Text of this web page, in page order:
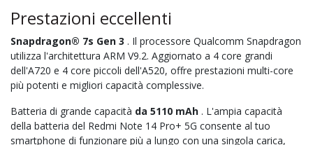
Prestazioni eccellenti
Snapdragon® 7s Gen 3 . Il processore Qualcomm Snapdragon
utilizza l'architettura ARM V9.2. Aggiornato a 4 core grandi
dell'A720 e 4 core piccoli dell'A520, offre prestazioni multi-core
più potenti e migliori capacità complessive.
Batteria di grande capacità da 5110 mAh . L'ampia capacità
della batteria del Redmi Note 14 Pro+ 5G consente al tuo
smartphone di funzionare più a lungo con una singola carica,